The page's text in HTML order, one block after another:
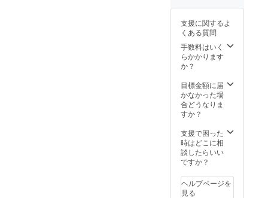
品は
承って
おりま
せん。
都合
上、ま
た社会
情勢の
影響等
り、お
届け時
期に遅
れが発
可能性
がござ
いま
す。 ※
発送が
完了し
たカ
込みで
す。 ・
リボン
クリッ
プは、
原則パ
と合わ
せてお
届けし
スと別
送にな
る可能
性がご
ざいま
す。 ※
す。ご
了承く
ださ
い。 ※
交換は
原則サ
承りま
す。 ※
返品・
着後14
日間以
内・室
内での
利用の
したカ
ラーか
ら順次
一般販
売を開
始させ
す。 ※
税込、
送料込
※デザイ
ン・仕
様は変
更にな
性もご
ざいま
ご支援
お願い
いたし
ます。
※生産の
都合
情勢の
影響等
によ
期に遅
れが発
生する
可能性
いま
す。 ※
よりお
ただけ
ます。
・リボ
ン
シュー
プをご
利用の
場合
は、リ
500円の
リター
ンを合
わせて
お願い
いたし
支援に関するよ
くある質問
手数料はいく
らかかります
か？
目標金額に届
かなかった場
合どうなりま
すか？
支援で困った
時はどこに相
談したらいい
ですか？
ヘルプページを
見る